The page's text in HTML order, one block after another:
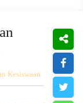
Kesiswaan